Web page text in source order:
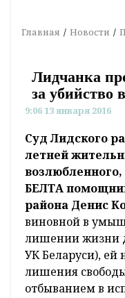
Главная Новости
Лидчанка
за убийство
9:06 13 января 2016
Суд Лидского
летней
БЕЛТА
района Денис
виновной в
лишении жизни
УК Беларуси), ей
лишения
отбыванием в